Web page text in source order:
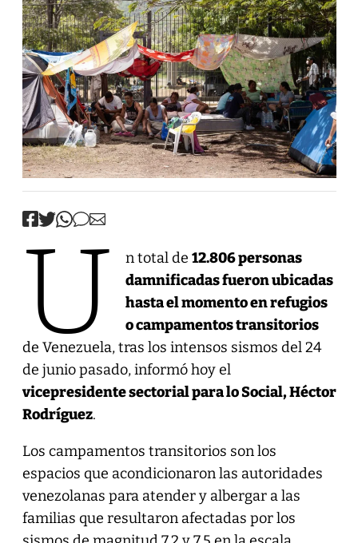
U n total de 12.806 personas
damnificadas fueron ubicadas
hasta el momento en refugios
o campamentos transitorios
de Venezuela, tras los intensos sismos del 24
de junio pasado, informó hoy el
vicepresidente sectorial para lo Social, Héctor
Rodríguez.
Los campamentos transitorios son los
espacios que acondicionaron las autoridades
venezolanas para atender y albergar a las
familias que resultaron afectadas por los